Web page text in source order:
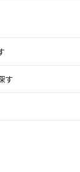
す